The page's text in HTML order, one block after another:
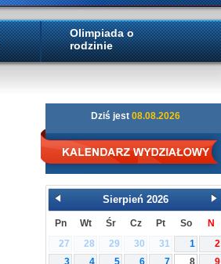
Olimpiada o
rodzinie
Dziś jest 08.08.2026
Sierpień 2026
Pn Wt Śr Cz Pt So
N
27
28 29 30 31 1
2